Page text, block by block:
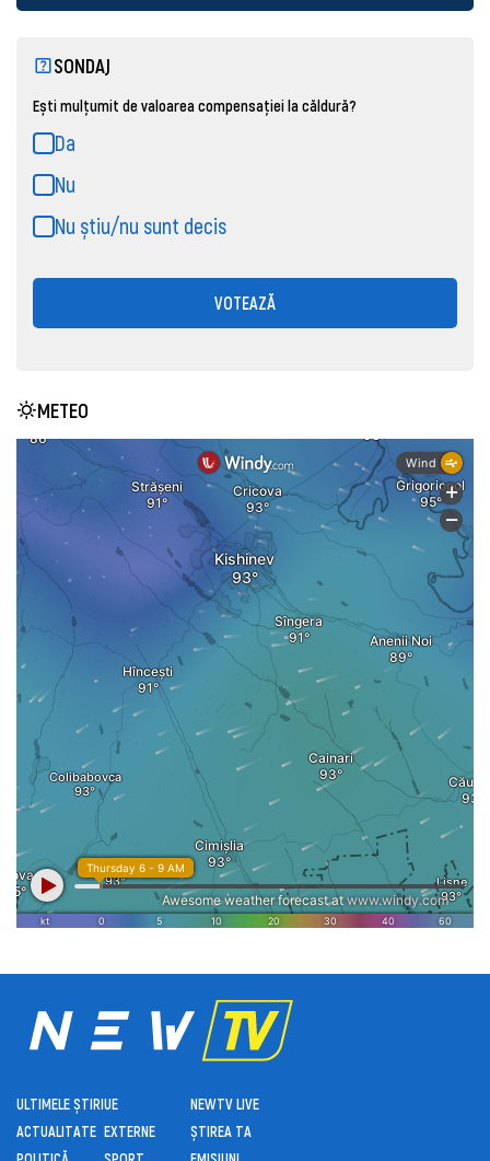
SONDAJ
Ești mulțumit de valoarea compensației la căldură?
Da
Nu
Nu știu/nu sunt decis
VOTEAZĂ
METEO
ULTIMELE ȘTIRI
ACTUALITATE
UE
EXTERNE
NEWTV LIVE
ȘTIREA TA